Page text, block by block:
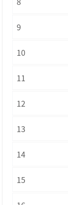
9
10
11
12
13
14
15